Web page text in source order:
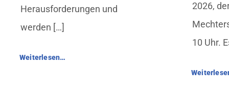
Herausforderungen und
werden […]
Weiterlesen…
2026,
10 Uhr.